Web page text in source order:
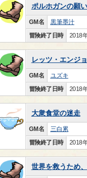
ポルホガンの願い
GM名 黒筆墨汁
冒険終了日時
2018
レッツ・エンジ
GM名 ユズキ
冒険終了日時
2018
大衆食堂の迷走
GM名 三白累
冒険終了日時
2018
世界を救うため